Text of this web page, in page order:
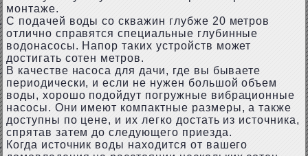
монтаже.
С подачей воды со скважин глубже 20 метров
отлично справятся специальные глубинные
водонасосы. Напор таких устройств может
достигать сотен метров.
В качестве насоса для дачи, где вы бываете
периодически, и если не нужен большой объем
воды, хорошо подойдут погружные вибрационные
насосы. Они имеют компактные размеры, а также
доступны по цене, и их легко достать из источника,
спрятав затем до следующего приезда.
Когда источник воды находится от вашего